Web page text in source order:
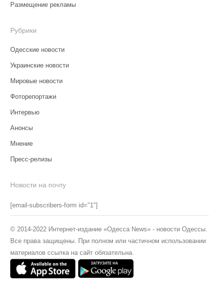
Размещение рекламы
Рубрики
Одесские новости
Украинские новости
Мировые новости
Фоторепортажи
Интервью
Анонсы
Мнение
Пресс-релизы
Новости на почту
[email-subscribers-form id="1"]
© 2014-2022 Интернет-издание «Одесса News» - новости Одессы.
Все права защищены. При полном или частичном использовании
материалов ссылка на сайт обязательна.